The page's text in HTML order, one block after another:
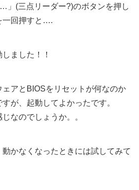
」(三点リーダー?)のボタンを押し
一回押すと….
ました！！
アとBIOSをリセットが何なのか
が、起動してよかったです。
なのでしょうか。。
かなくなったときには試してみて